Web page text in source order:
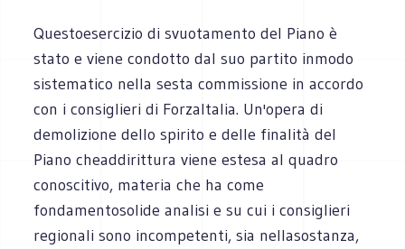
Questoesercizio di svuotamento del Piano è
stato e viene condotto dal suo partito inmodo
sistematico nella sesta commissione in accordo
con i consiglieri di ForzaItalia. Un'opera di
demolizione dello spirito e delle finalità del
Piano cheaddirittura viene estesa al quadro
conoscitivo, materia che ha come
fondamentosolide analisi e su cui i consiglieri
regionali sono incompetenti, sia nellasostanza,